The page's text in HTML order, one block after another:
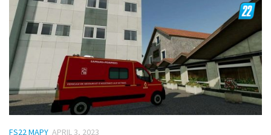
FS22 MAPY APRIL 3, 2023